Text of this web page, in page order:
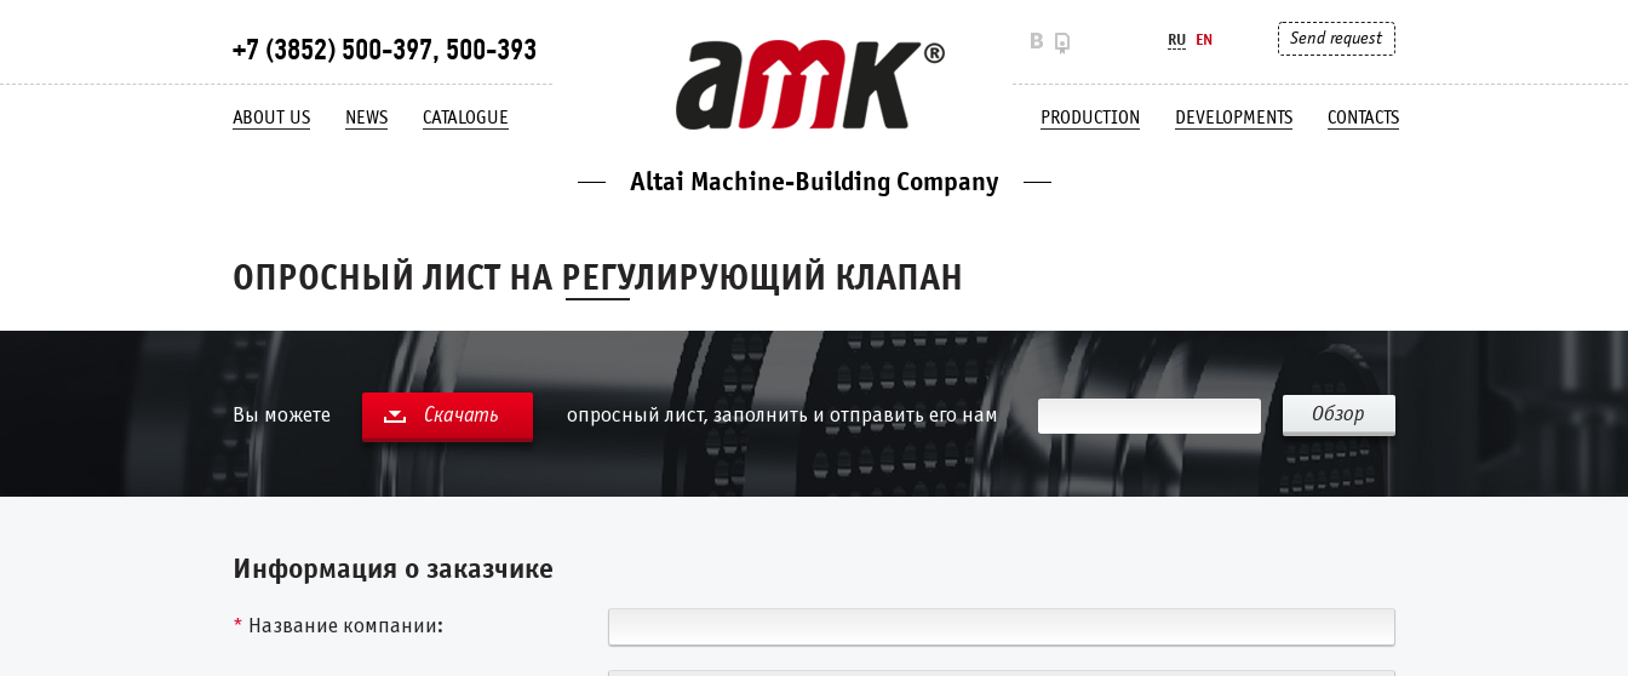
+7 (3852) 500-397, 500-393
ABOUT US NEWS CATALOGUE PRODUCTION DEVELOPMENTS CONTACTS
Altai Machine-Building Company
RU EN Send request
ОПРОСНЫЙ ЛИСТ НА РЕГУЛИРУЮЩИЙ КЛАПАН
Вы можете Скачать опросный лист, заполнить и отправить его нам Обзор
Информация о заказчике
* Название компании: